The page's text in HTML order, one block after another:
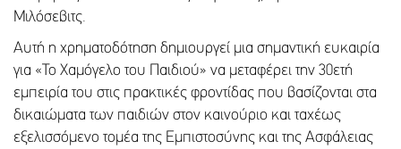
Μιλόσεβιτς.
Αυτή η χρηματοδότηση δημιουργεί μια σημαντική ευκαιρία
για «Το Χαμόγελο του Παιδιού» να μεταφέρει την 30ετή
εμπειρία του στις πρακτικές φροντίδας που βασίζονται στα
δικαιώματα των παιδιών στον καινούριο και ταχέως
εξελισσόμενο τομέα της Εμπιστοσύνης και της Ασφάλειας